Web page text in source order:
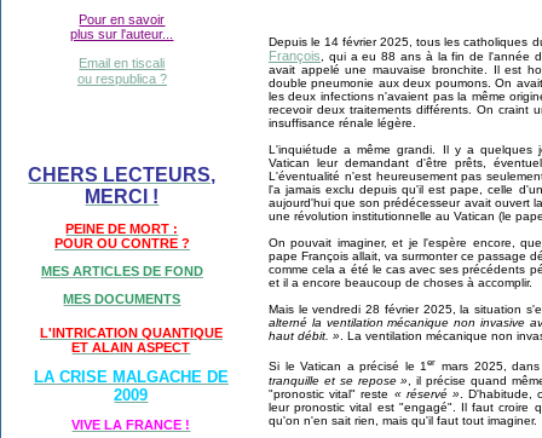
Pour en savoir
plus sur l'auteur...
Email en tiscali
ou respublica ?
CHERS LECTEURS,
MERCI !
PEINE DE MORT :
POUR OU CONTRE ?
MES ARTICLES DE FOND
MES DOCUMENTS
L'INTRICATION QUANTIQUE
ET ALAIN ASPECT
LA CRISE MALGACHE DE
2009
VIVE LA FRANCE !
Depuis le 14 février 2025, tous les catholiques
François, qui a eu 88 ans à la fin de l'année
avait appelé une mauvaise bronchite. Il est
double pneumonie aux deux poumons. On
les deux infections n'avaient pas la même
recevoir deux traitements différents. On craint
insuffisance rénale légère.
L'inquiétude a même grandi. Il y a quelques
Vatican leur demandant d'être prêts,
L'éventualité n'est heureusement pas
l'a jamais exclu depuis qu'il est pape, celle
aujourd'hui que son prédécesseur avait ouvert
une révolution institutionnelle au Vatican (le
On pouvait imaginer, et je l'espère encore,
pape François allait, va surmonter ce passage
comme cela a été le cas avec ses précédents
et il a encore beaucoup de choses à accomplir.
Mais le vendredi 28 février 2025, la situation
alterné la ventilation mécanique non invasive
haut débit. ». La ventilation mécanique non
Si le Vatican a précisé le 1er mars 2025,
tranquille et se repose »
, il précise quand
"pronostic vital" reste « réservé » .
leur pronostic vital est "engagé". Il faut croire
qu'on n'en sait rien, mais qu'il faut tout imaginer.